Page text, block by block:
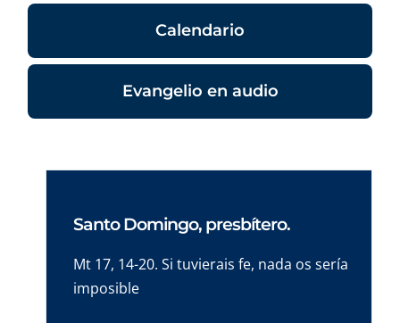
Calendario
Evangelio en audio
Santo Domingo, presbítero.
Mt 17, 14-20. Si tuvierais fe, nada os sería
imposible